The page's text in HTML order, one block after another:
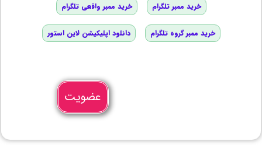
خرید ممبر تلگرام خرید ممبر واقعی تلگرام
خرید ممبر گروه تلگرام دانلود اپلیکیشن لاین استور
عضویت